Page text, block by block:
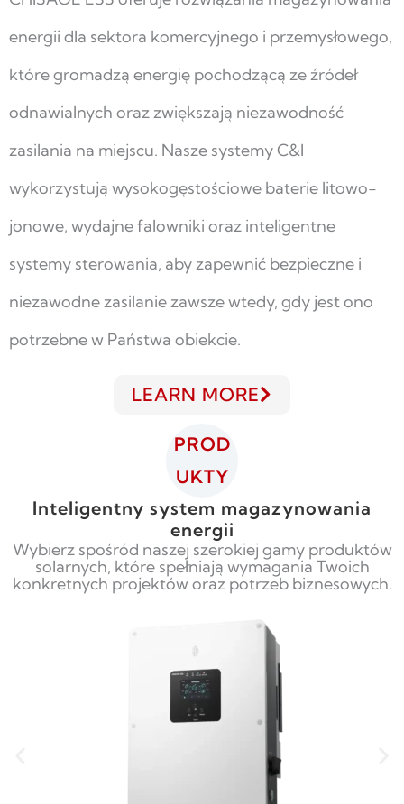
energii dla sektora komercyjnego i przemysłowego,
które gromadzą energię pochodzącą ze źródeł
odnawialnych oraz zwiększają niezawodność
zasilania na miejscu. Nasze systemy C&I
wykorzystują wysokogęstościowe baterie litowo-
jonowe, wydajne falowniki oraz inteligentne
systemy sterowania, aby zapewnić bezpieczne i
niezawodne zasilanie zawsze wtedy, gdy jest ono
potrzebne w Państwa obiekcie.
LEARN MORE
PROD
UKTY
Inteligentny system magazynowania
energii
Wybierz spośród naszej szerokiej gamy produktów
solarnych, które spełniają wymagania Twoich
konkretnych projektów oraz potrzeb biznesowych.